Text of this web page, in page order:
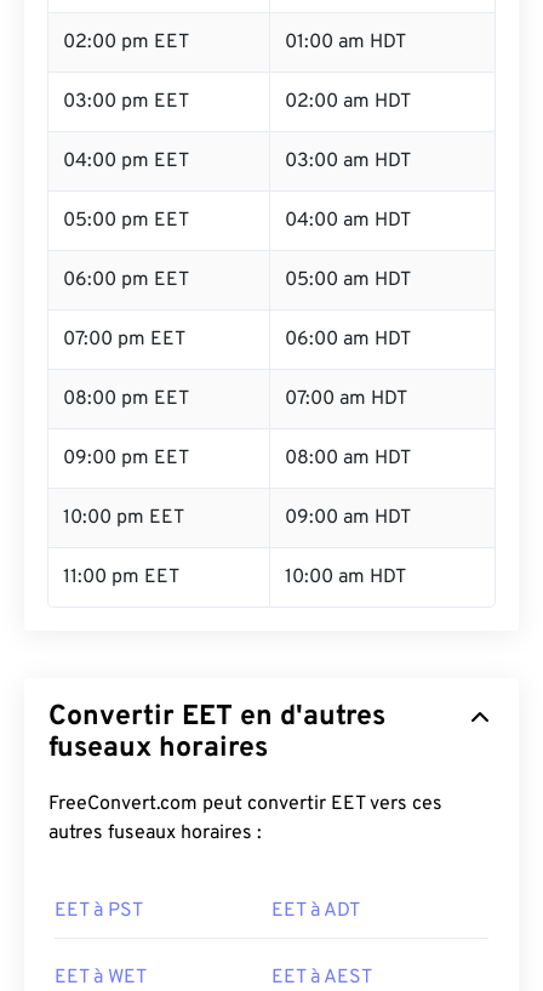
02:00 pm EET 01:00 am HDT
03:00 pm EET 02:00 am HDT
04:00 pm EET 03:00 am HDT
05:00 pm EET 04:00 am HDT
06:00 pm EET 05:00 am HDT
07:00 pm EET 06:00 am HDT
08:00 pm EET 07:00 am HDT
09:00 pm EET 08:00 am HDT
10:00 pm EET 09:00 am HDT
11:00 pm EET 10:00 am HDT
Convertir EET en d'autres
fuseaux horaires
FreeConvert.com peut convertir EET vers ces
autres fuseaux horaires :
EET à PST EET à ADT
EET à WET EET à AEST